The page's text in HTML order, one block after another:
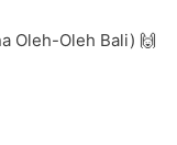
Oleh-Oleh Bali) 🙌